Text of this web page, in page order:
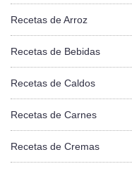
Recetas de Arroz
Recetas de Bebidas
Recetas de Caldos
Recetas de Carnes
Recetas de Cremas